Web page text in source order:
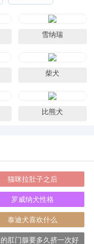
雪纳瑞
柴犬
比熊犬
猫咪拉肚子之后
罗威纳犬性格
泰迪犬喜欢什么
肛门腺要多久挤一次好